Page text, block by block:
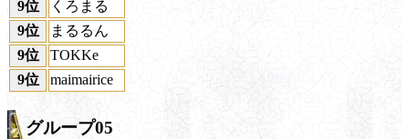
9位
くろまる
9位
まるるん
9位
TOKKe
9位
maimairice
グループ05